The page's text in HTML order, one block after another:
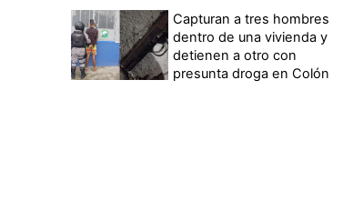
Capturan a tres hombres
dentro de una vivienda y
detienen a otro con
presunta droga en Colón